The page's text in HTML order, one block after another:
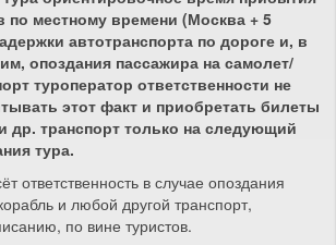
по местному времени (Москва + 5
автотранспорта по дороге и, в
опоздания пассажира на самолет/
туроператор ответственности не
этот факт и приобретать билеты
др. транспорт только на следующий
тура.
ответственность в случае опоздания
и любой другой транспорт,
по вине туристов.